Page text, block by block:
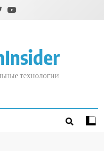
технологии